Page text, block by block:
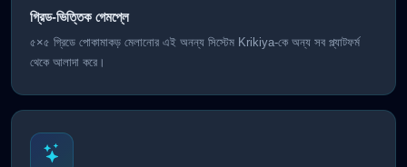
গ্রিড-ভিত্তিক গেমপ্লে
৫×৫ গ্রিডে পোকামাকড় মেলানোর এই অনন্য সিস্টেম Krikiya-কে অন্য সব প্ল্যাটফর্ম
থেকে আলাদা করে।